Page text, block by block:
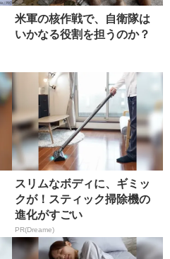
米軍の核作戦で、自衛隊は
いかなる役割を担うのか？
スリムなボディに、ギミッ
クが！スティック掃除機の
進化がすごい
PR(Dreame)